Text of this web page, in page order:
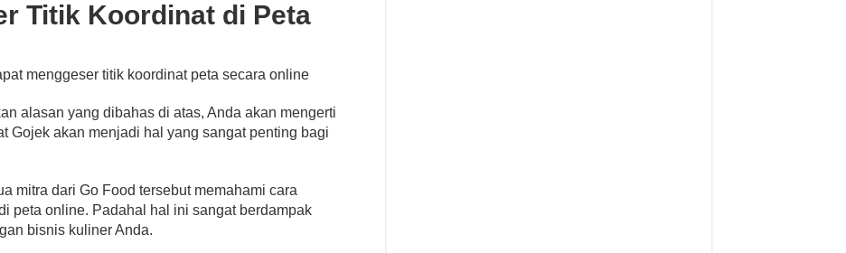
Titik Koordinat di Peta
menggeser titik koordinat peta secara online
alasan yang dibahas di atas, Anda akan mengerti
Gojek akan menjadi hal yang sangat penting bagi
mitra dari Go Food tersebut memahami cara
peta online. Padahal hal ini sangat berdampak
bisnis kuliner Anda.